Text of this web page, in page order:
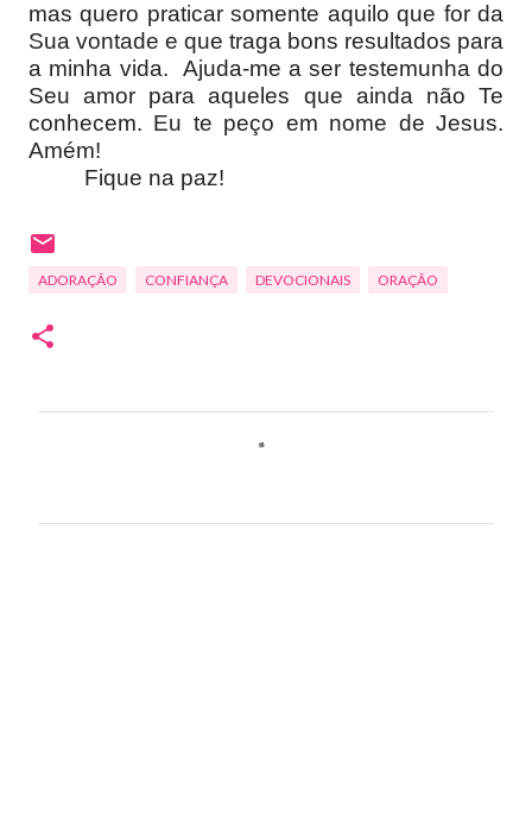
mas quero praticar somente aquilo que for da
Sua vontade e que traga bons resultados para
a minha vida.
Ajuda-me a ser testemunha do
Seu amor para aqueles que ainda não Te
conhecem. Eu te peço em nome de Jesus.
Amém!
Fique na paz!
ADORAÇÃO CONFIANÇA DEVOCIONAIS ORAÇÃO